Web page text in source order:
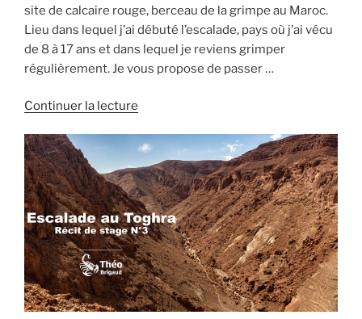
site de calcaire rouge, berceau de la grimpe au Maroc.
Lieu dans lequel j’ai débuté l’escalade, pays où j’ai vécu
de 8 à 17 ans et dans lequel je reviens grimper
régulièrement. Je vous propose de passer …
Continuer la lecture
escalade
dans
les
gorges
du
Todra
(Maroc)
mixte
grandes